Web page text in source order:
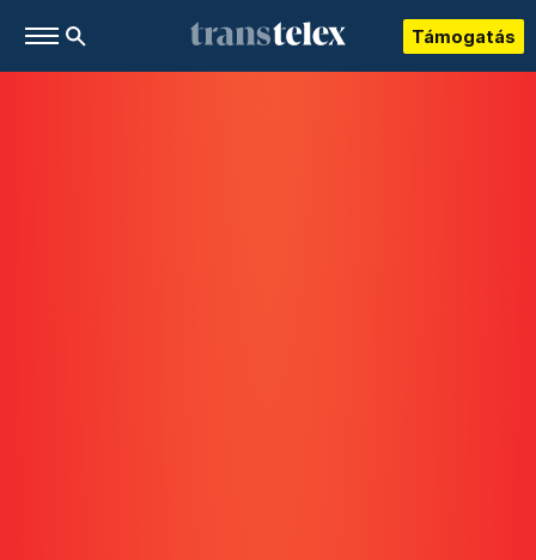
Támogatás